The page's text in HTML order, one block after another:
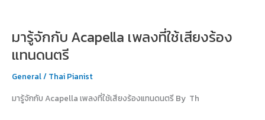
มารู้จักกับ Acapella เพลงที่ใช้เสียงร้อง
แทนดนตรี
General/ Thai Pianist
มารู้จักกับ Acapella เพลงที่ใช้เสียงร้องแทนดนตรี By Th
กับ
Acapella
เพลง
ที่
เสียง